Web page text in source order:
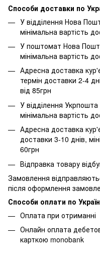
Способи доставки по
У відділення Нова
мінімальна вартість
У поштомат Нова
мінімальна вартість
Адресна доставка
термін доставки 2-4
від 85грн
У відділення
мінімальна вартість
Адресна доставка
доставки 3-10 днів,
60грн
Відправка товару
Замовлення
після оформлення
Способи оплати по
Оплата при отриманні
Онлайн оплата
карткою monobank